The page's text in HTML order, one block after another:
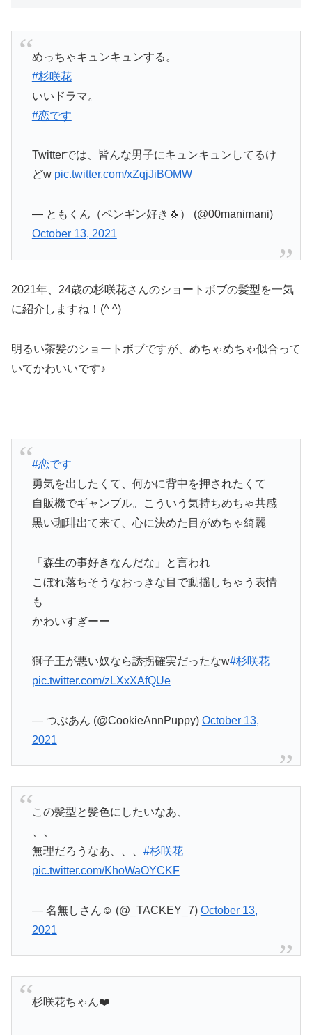
めっちゃキュンキュンする。
#杉咲花
いいドラマ。
#恋です
Twitterでは、皆んな男子にキュンキュンしてるけ
どw pic.twitter.com/xZqjJiBOMW
— ともくん（ペンギン好き🐧） (@00manimani)
October 13, 2021
2021年、24歳の杉咲花さんのショートボブの髪型を一気
に紹介しますね！(^ ^)
明るい茶髪のショートボブですが、めちゃめちゃ似合って
いてかわいいです♪
#恋です
勇気を出したくて、何かに背中を押されたくて
自販機でギャンブル。こういう気持ちめちゃ共感
黒い珈琲出て来て、心に決めた目がめちゃ綺麗
「森生の事好きなんだな」と言われ
こぼれ落ちそうなおっきな目で動揺しちゃう表情
も
かわいすぎーー
獅子王が悪い奴なら誘拐確実だったなw#杉咲花
pic.twitter.com/zLXxXAfQUe
— つぶあん (@CookieAnnPuppy) October 13,
2021
この髪型と髪色にしたいなあ、
無理だろうなあ、、、 #杉咲花
pic.twitter.com/KhoWaOYCKF
— 名無しさん☺︎ (@_TACKEY_7) October 13,
2021
杉咲花ちゃん❤️